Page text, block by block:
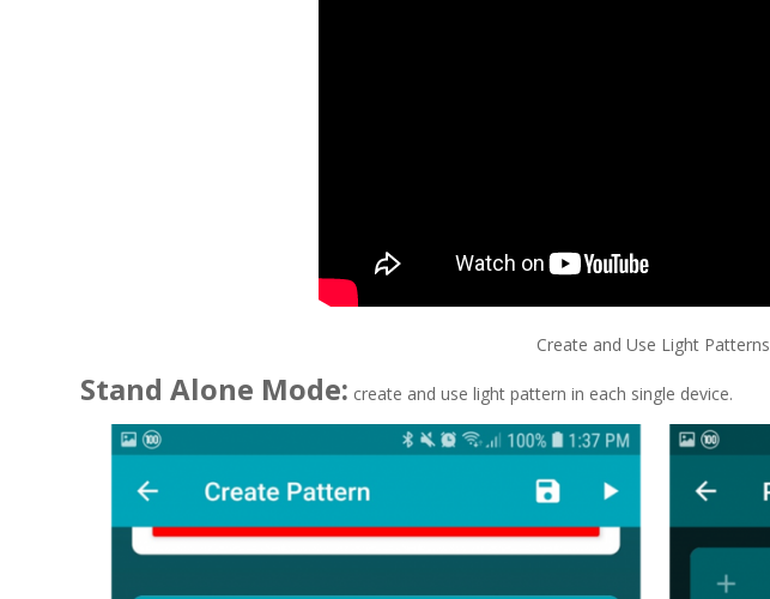
Create and Use Light Patterns
Stand Alone Mode: create and use light pattern in each single device.